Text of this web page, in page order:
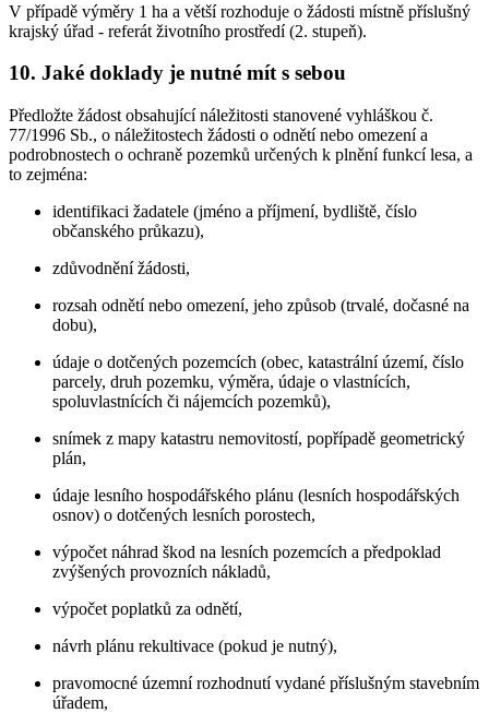
V případě výměry 1 ha a větší rozhoduje o žádosti místně příslušný
krajský úřad - referát životního prostředí (2. stupeň).
10. Jaké doklady je nutné mít s sebou
Předložte žádost obsahující náležitosti stanovené vyhláškou č.
77/1996 Sb., o náležitostech žádosti o odnětí nebo omezení a
podrobnostech o ochraně pozemků určených k plnění funkcí lesa, a
to zejména:
identifikaci žadatele (jméno a příjmení, bydliště, číslo
občanského průkazu),
zdůvodnění žádosti,
rozsah odnětí nebo omezení, jeho způsob (trvalé, dočasné na
dobu),
údaje o dotčených pozemcích (obec, katastrální území, číslo
parcely, druh pozemku, výměra, údaje o vlastnících,
spoluvlastnících či nájemcích pozemků),
snímek z mapy katastru nemovitostí, popřípadě geometrický
plán,
údaje lesního hospodářského plánu (lesních hospodářských
osnov) o dotčených lesních porostech,
výpočet náhrad škod na lesních pozemcích a předpoklad
zvýšených provozních nákladů,
výpočet poplatků za odnětí,
návrh plánu rekultivace (pokud je nutný),
pravomocné územní rozhodnutí vydané příslušným stavebním
úřadem,